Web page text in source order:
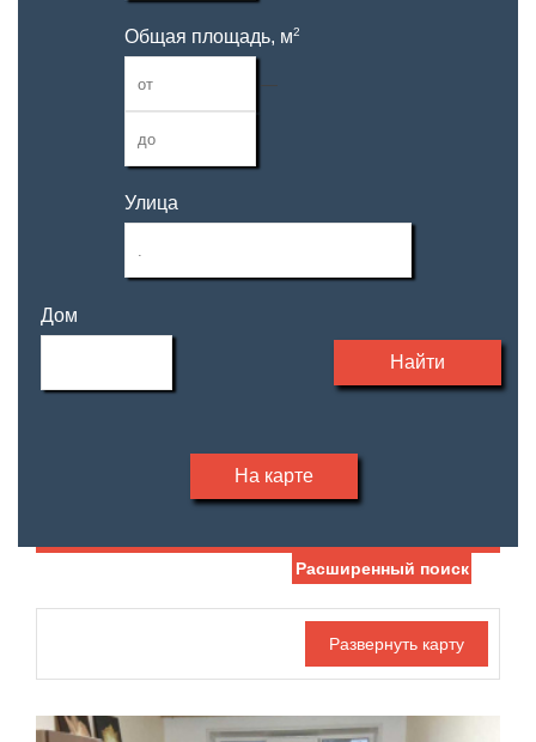
Общая площадь, м2
—
Улица
Дом
Найти
На карте
Жилая площадь
—
Площадь кухни
Расширенный поиск